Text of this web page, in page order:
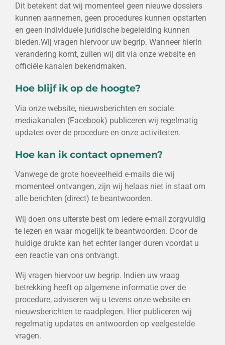
Dit betekent dat wij momenteel geen nieuwe dossiers
kunnen aannemen, geen procedures kunnen opstarten
en geen individuele juridische begeleiding kunnen
bieden.Wij vragen hiervoor uw begrip. Wanneer hierin
verandering komt, zullen wij dit via onze website en
officiële kanalen bekendmaken.
Hoe blijf ik op de hoogte?
Via onze website, nieuwsberichten en sociale
mediakanalen (Facebook) publiceren wij regelmatig
updates over de procedure en onze activiteiten.
Hoe kan ik contact opnemen?
Vanwege de grote hoeveelheid e-mails die wij
momenteel ontvangen, zijn wij helaas niet in staat om
alle berichten (direct) te beantwoorden.
Wij doen ons uiterste best om iedere e-mail zorgvuldig
te lezen en waar mogelijk te beantwoorden. Door de
huidige drukte kan het echter langer duren voordat u
een reactie van ons ontvangt.
Wij vragen hiervoor uw begrip. Indien uw vraag
betrekking heeft op algemene informatie over de
procedure, adviseren wij u tevens onze website en
nieuwsberichten te raadplegen. Hier publiceren wij
regelmatig updates en antwoorden op veelgestelde
vragen.